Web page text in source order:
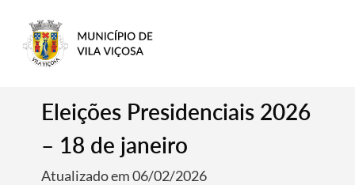
Eleições Presidenciais 2026
– 18 de janeiro
Atualizado em 06/02/2026